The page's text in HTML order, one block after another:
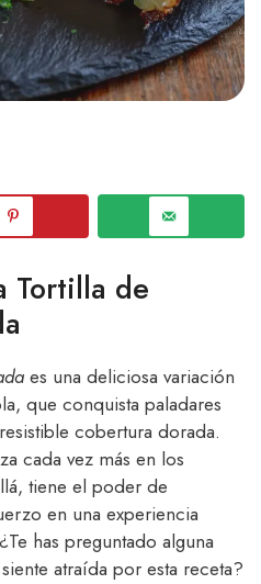
Tortilla de
es una deliciosa variación
que conquista paladares
cobertura dorada.
cada vez más en los
tiene el poder de
en una experiencia
has preguntado alguna
atraída por esta receta?